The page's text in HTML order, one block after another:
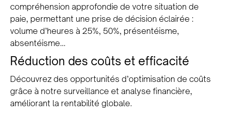
compréhension approfondie de votre situation de
paie, permettant une prise de décision éclairée :
volume d’heures à 25%, 50%, présentéisme,
absentéisme…
Réduction des coûts et efficacité
Découvrez des opportunités d’optimisation de coûts
grâce à notre surveillance et analyse financière,
améliorant la rentabilité globale.